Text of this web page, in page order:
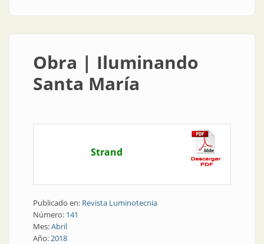
Obra | Iluminando
Santa María
Strand
Publicado en: Revista Luminotecnia
Número: 141
Mes:Abril
Año:2018